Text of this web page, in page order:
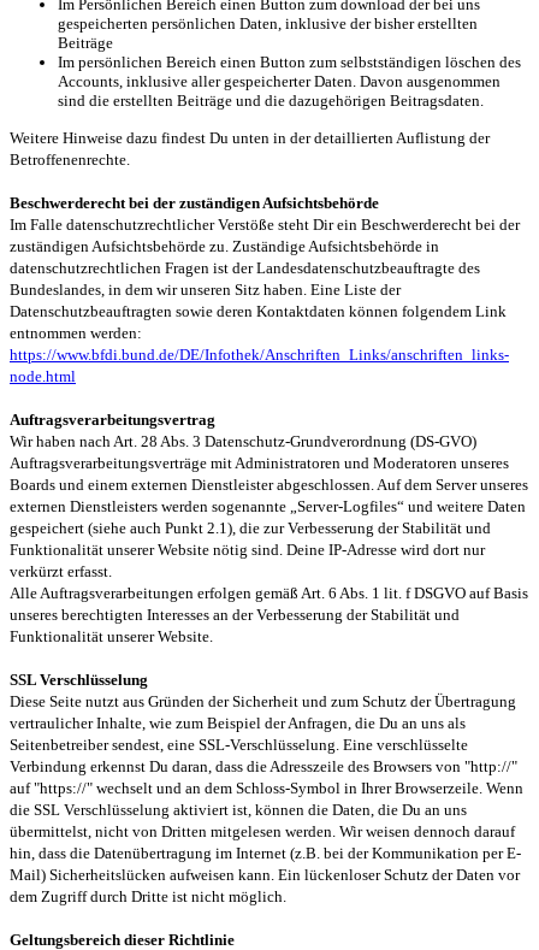
Im Persönlichen Bereich einen Button zum download der bei uns
gespeicherten persönlichen Daten, inklusive der bisher erstellten
Beiträge
Im persönlichen Bereich einen Button zum selbstständigen löschen des
Accounts, inklusive aller gespeicherter Daten. Davon ausgenommen
sind die erstellten Beiträge und die dazugehörigen Beitragsdaten.
Weitere Hinweise dazu findest Du unten in der detaillierten Auflistung der
Betroffenenrechte.
Beschwerderecht bei der zuständigen Aufsichtsbehörde
Im Falle datenschutzrechtlicher Verstöße steht Dir ein Beschwerderecht bei der
zuständigen Aufsichtsbehörde zu. Zuständige Aufsichtsbehörde in
datenschutzrechtlichen Fragen ist der Landesdatenschutzbeauftragte des
Bundeslandes, in dem wir unseren Sitz haben. Eine Liste der
Datenschutzbeauftragten sowie deren Kontaktdaten können folgendem Link
entnommen werden:
https://www.bfdi.bund.de/DE/Infothek/Anschriften_Links/anschriften_links-
node.html
Auftragsverarbeitungsvertrag
Wir haben nach Art. 28 Abs. 3 Datenschutz-Grundverordnung (DS-GVO)
Auftragsverarbeitungsverträge mit Administratoren und Moderatoren unseres
Boards und einem externen Dienstleister abgeschlossen. Auf dem Server unseres
externen Dienstleisters werden sogenannte „Server-Logfiles“ und weitere Daten
gespeichert (siehe auch Punkt 2.1), die zur Verbesserung der Stabilität und
Funktionalität unserer Website nötig sind. Deine IP-Adresse wird dort nur
verkürzt erfasst.
Alle Auftragsverarbeitungen erfolgen gemäß Art. 6 Abs. 1 lit. f DSGVO auf Basis
unseres berechtigten Interesses an der Verbesserung der Stabilität und
Funktionalität unserer Website.
SSL Verschlüsselung
Diese Seite nutzt aus Gründen der Sicherheit und zum Schutz der Übertragung
vertraulicher Inhalte, wie zum Beispiel der Anfragen, die Du an uns als
Seitenbetreiber sendest, eine SSL-Verschlüsselung. Eine verschlüsselte
Verbindung erkennst Du daran, dass die Adresszeile des Browsers von "http://"
auf "https://" wechselt und an dem Schloss-Symbol in Ihrer Browserzeile. Wenn
die SSL Verschlüsselung aktiviert ist, können die Daten, die Du an uns
übermittelst, nicht von Dritten mitgelesen werden. Wir weisen dennoch darauf
hin, dass die Datenübertragung im Internet (z.B. bei der Kommunikation per E-
Mail) Sicherheitslücken aufweisen kann. Ein lückenloser Schutz der Daten vor
dem Zugriff durch Dritte ist nicht möglich.
Geltungsbereich dieser Richtlinie